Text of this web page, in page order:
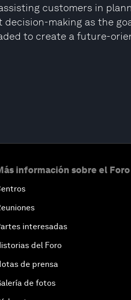
customers in
making as the
to create a future-
información sobre el Foro
interesadas
del Foro
de prensa
de fotos